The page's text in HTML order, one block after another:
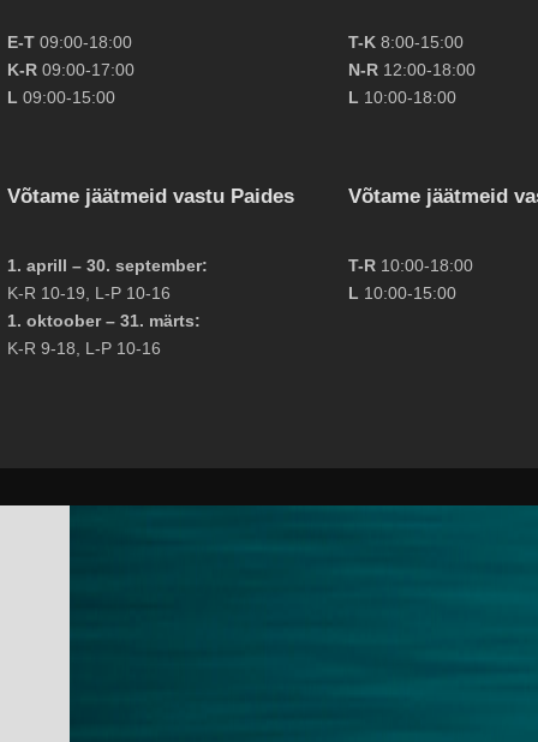
E-T09:00-18:00
K-R09:00-17:00
L 09:00-15:00
Võtame jäätmeid vastu Paides
1. aprill – 30. september:
K-R 10-19, L-P 10-16
1. oktoober – 31. märts:
K-R 9-18, L-P 10-16
T-K 8:00-15:00
N-R 12:00-18:00
L 10:00-18:00
Võtame jäätmeid
T-R 10:00-18:00
L 10:00-15:00